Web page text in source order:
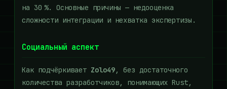
на 30 %. Основные причины — недооценка
сложности интеграции и нехватка экспертизы.
Социальный аспект
Как подчёркивает Zolo49, без достаточного
количества разработчиков, понимающих Rust,